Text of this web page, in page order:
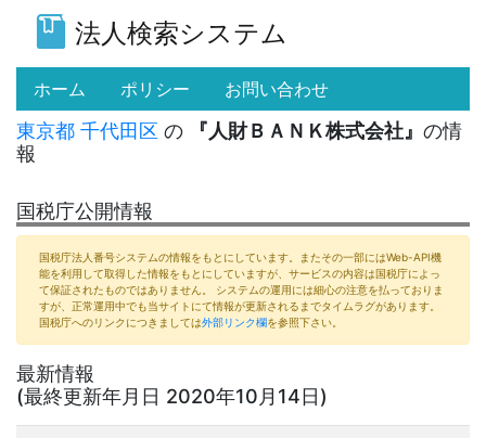
法人検索システム
ホーム (current)
ポリシー お問い合わせ
東京都 千代田区 の 『人財ＢＡＮＫ株式会社』 の情
報
国税庁公開情報
国税庁法人番号システムの情報をもとにしています。またその一部にはWeb-API機
能を利用して取得した情報をもとにしていますが、サービスの内容は国税庁によっ
て保証されたものではありません。 システムの運用には細心の注意を払っておりま
すが、正常運用中でも当サイトにて情報が更新されるまでタイムラグがあります。
国税庁へのリンクにつきましては外部リンク欄を参照下さい。
最新情報
(最終更新年月日 2020年10月14日)